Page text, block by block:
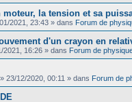
moteur, la tension et sa
2021, 23:43 » dans Forum de
d'un crayon en
2021, 16:26 » dans Forum de
» 23/12/2020, 00:11 » dans Forum de